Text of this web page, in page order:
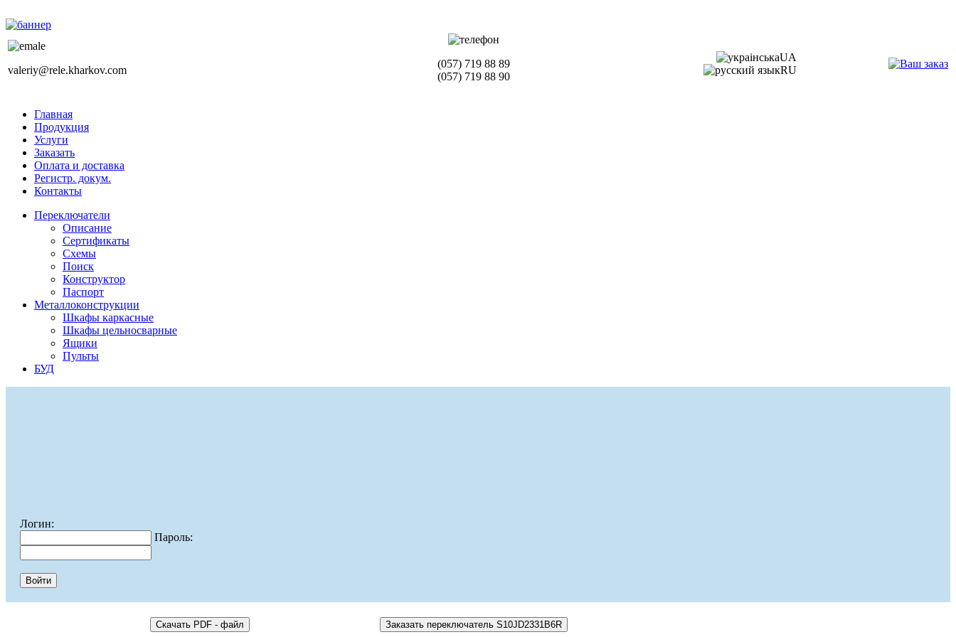
valeriy@rele.kharkov.com
(057) 719 88 89
(057) 719 88 90
UA
RU
Главная
Продукция
Услуги
Заказать
Оплата и доставка
Регистр. докум.
Контакты
Переключатели
Описание
Сертификаты
Схемы
Поиск
Конструктор
Паспорт
Металлоконструкции
Шкафы каркасные
Шкафы цельносварные
Ящики
Пульты
БУД
Логин:
Пароль: